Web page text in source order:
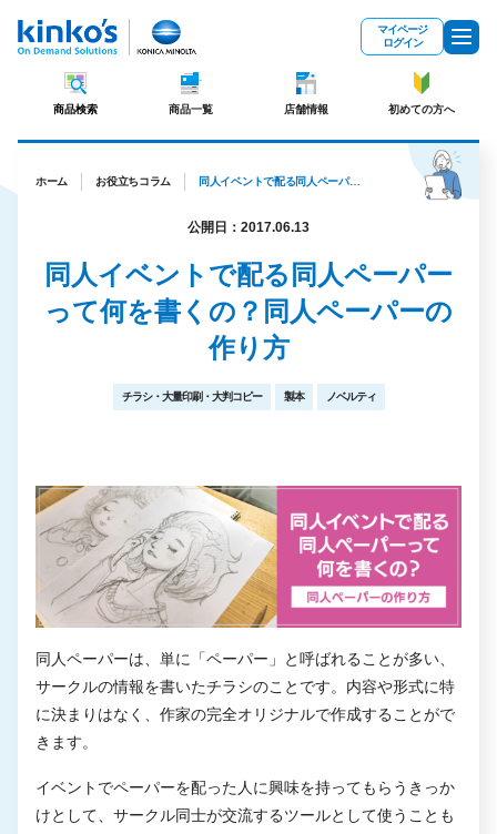
マイページ
ログイン
商品検索 商品一覧 店舗情報 初めての方へ
ホーム お役立ちコラム 同人イベントで配る同人ペーパーって何を書くの？同人ペーパーの作り方
公開日：2017.06.13
同人イベントで配る同人ペーパー
って何を書くの？同人ペーパーの
作り方
チラシ・大量印刷・大判コピー 製本 ノベルティ
同人ペーパーは、単に「ペーパー」と呼ばれることが多い、
サークルの情報を書いたチラシのことです。内容や形式に特
に決まりはなく、作家の完全オリジナルで作成することがで
きます。
イベントでペーパーを配った人に興味を持ってもらうきっか
けとして、サークル同士が交流するツールとして使うことも